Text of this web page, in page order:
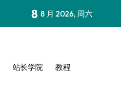
8 8 月 2026, 周六
站长学院 教程